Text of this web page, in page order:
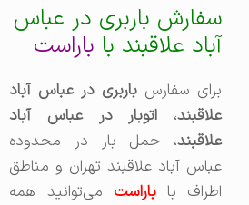
سفارش باربری در عباس
آباد علاقبند با باراست
برای سفارسباربری در عباس آباد
علاقبند،‌اتوبار در عباس آباد
علاقبند، حمل بار در محدوده
عباس آباد علاقبند تهران و مناطق
اطراف با باراستمی‌توانید همه